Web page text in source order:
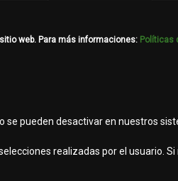
& Company ante el Instituto Mexicano
web. Para más informaciones: Políticas
se pueden desactivar en nuestros
realizadas por el usuario.